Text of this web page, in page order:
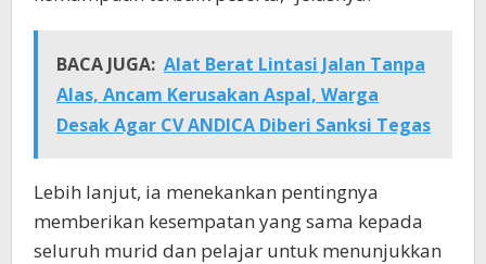
BACA JUGA: Alat Berat Lintasi Jalan Tanpa
Alas, Ancam Kerusakan Aspal, Warga
Desak Agar CV ANDICA Diberi Sanksi Tegas
Lebih lanjut, ia menekankan pentingnya
memberikan kesempatan yang sama kepada
seluruh murid dan pelajar untuk menunjukkan